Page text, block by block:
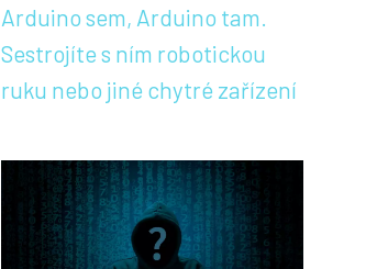
Arduino sem, Arduino tam.
Sestrojíte s ním robotickou
ruku nebo jiné chytré zařízení